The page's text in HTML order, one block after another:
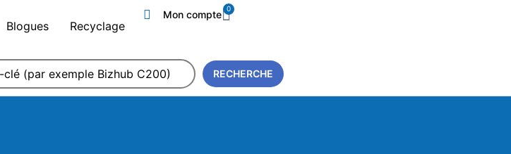
Blogues Recyclage
Mon compte 0
RECHERCHE